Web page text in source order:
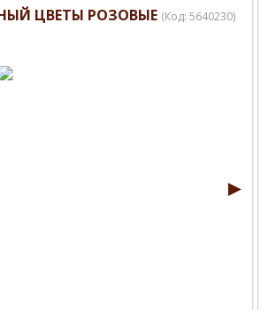
ЦВЕТЫ РОЗОВЫЕ (Код: 5640230)
►